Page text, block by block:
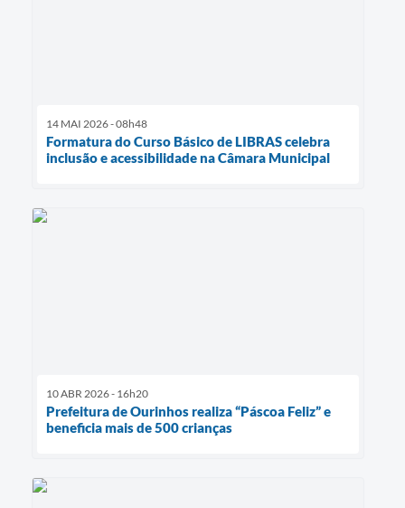
14 MAI 2026 - 08h48
Formatura do Curso Básico de LIBRAS celebra
inclusão e acessibilidade na Câmara Municipal
10 ABR 2026 - 16h20
Prefeitura de Ourinhos realiza “Páscoa Feliz” e
beneficia mais de 500 crianças